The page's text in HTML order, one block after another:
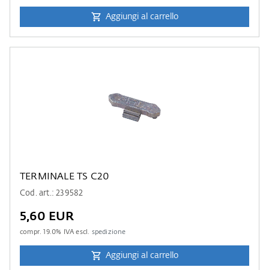
Aggiungi al carrello
TERMINALE TS C20
Cod. art.: 239582
5,60 EUR
compr.19.0% IVA escl. spedizione
Aggiungi al carrello